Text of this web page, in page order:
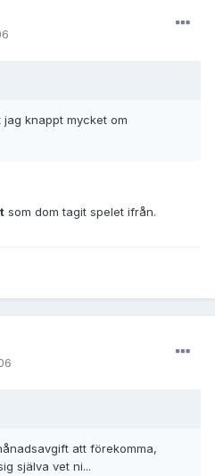
knappt mycket om
som dom tagit spelet ifrån.
att förekomma,
själva vet ni...